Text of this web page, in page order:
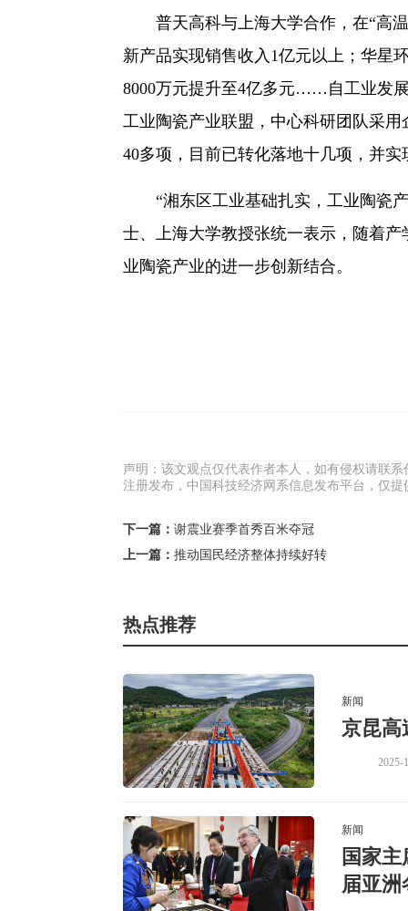
普天高科与上海大学合作，在“高温
新产品实现销售收入1亿元以上；华星
8000万元提升至4亿多元……自工业发
工业陶瓷产业联盟，中心科研团队采
40多项，目前已转化落地十几项，并实
“湘东区工业基础扎实，工业陶瓷产
士、上海大学教授张统一表示，随着
业陶瓷产业的进一步创新结合。
声明：该文观点仅代表作者本人，如有侵权请联
注册发布，中国科技经济网系信息发布平台，仅
下一篇： 谢震业赛季首秀百米夺冠
上一篇： 推动国民经济整体持续好转
热点推荐
新闻
京昆高
2025-
新闻
国家
届亚洲